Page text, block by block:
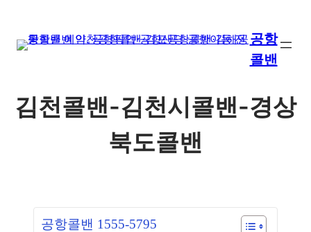
공항
콜밴
김천콜밴-김천시콜밴-경상
북도콜밴
공항콜밴 1555-5795